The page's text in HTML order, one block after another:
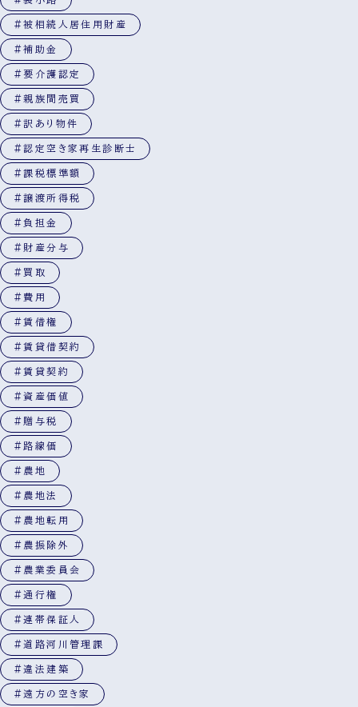
#被相続人居住用財産
#補助金
#要介護認定
#親族間売買
#訳あり物件
#認定空き家再生診断士
#課税標準額
#譲渡所得税
#負担金
#財産分与
#買取
#費用
#賃借権
#賃貸借契約
#賃貸契約
#資産価値
#贈与税
#路線価
#農地
#農地法
#農地転用
#農振除外
#農業委員会
#通行権
#連帯保証人
#道路河川管理課
#違法建築
#遠方の空き家